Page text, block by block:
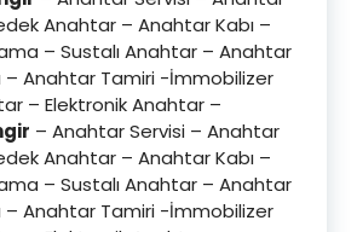
Anahtar – Anahtar Kabı –
– Sustalı Anahtar – Anahtar
Anahtar Tamiri -İmmobilizer
– Elektronik Anahtar –
– Anahtar Servisi – Anahtar
Anahtar – Anahtar Kabı –
– Sustalı Anahtar – Anahtar
Anahtar Tamiri -İmmobilizer